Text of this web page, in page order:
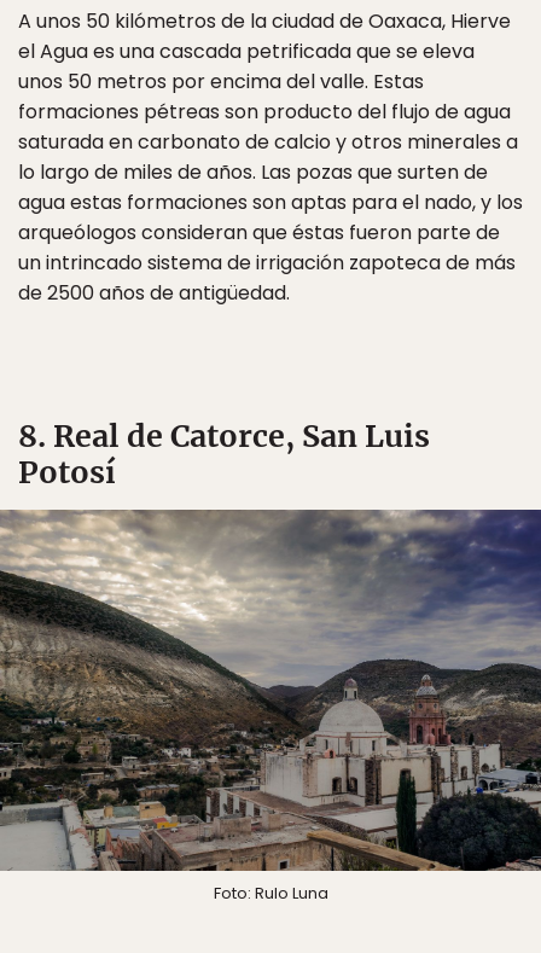
A unos 50 kilómetros de la ciudad de Oaxaca, Hierve
el Agua es una cascada petrificada que se eleva
unos 50 metros por encima del valle. Estas
formaciones pétreas son producto del flujo de agua
saturada en carbonato de calcio y otros minerales a
lo largo de miles de años. Las pozas que surten de
agua estas formaciones son aptas para el nado, y los
arqueólogos consideran que éstas fueron parte de
un intrincado sistema de irrigación zapoteca de más
de 2500 años de antigüedad.
8. Real de Catorce, San Luis
Potosí
Foto: Rulo Luna